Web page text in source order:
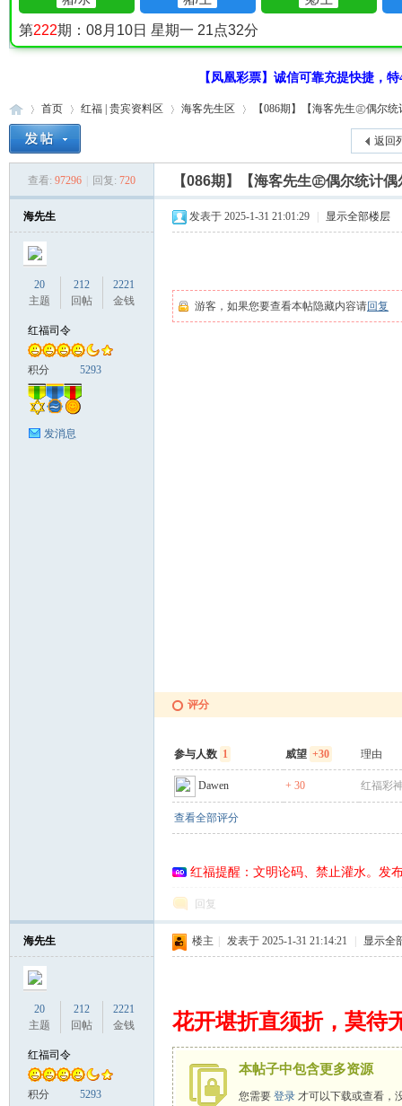
【凤凰彩票】诚信可靠充提快捷，
»
首页
›
红福 | 贵宾资料区 海客先生区 【086期】【海客先生㊣偶尔
返回
查看: 97296 回复: 720 【086期】【海客先生㊣偶尔统计偶
海先生
20
主题
212
回帖
2221
金钱
红福司令
积分 5293
发消息
发表于 2025-1-31 21:01:29 显示全部楼层
游客，如果您要查看本帖隐藏内容请回复
评分
参与人数 1 威望 +30 理由
Dawen + 30 红福彩
查看全部评分
红福提醒：文明论码、禁止灌水。发
回复
海先生
20
主题
212
回帖
2221
金钱
红福司令
积分 5293
楼主 发表于 2025-1-31 21:14:21 显示全
花开堪折直须折，莫待
本帖子中包含更多资源
您需要 登录 才可以下载或查看，